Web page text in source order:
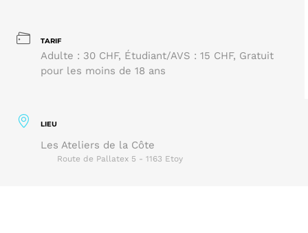
TARIF
Adulte : 30 CHF, Étudiant/AVS : 15 CHF, Gratuit
pour les moins de 18 ans
LIEU
Les Ateliers de la Côte
Route de Pallatex 5 - 1163 Etoy